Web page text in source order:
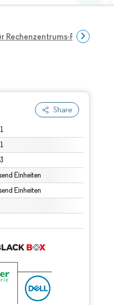
Rechenzentrums-Racks
Share
Einheiten
Einheiten